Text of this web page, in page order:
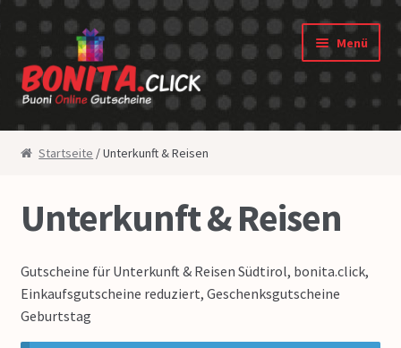
Zur Navigation springen
Springe zum Inhalt Menü
Shop
Widerrufsbelehrung
Datenschutz
AGB
Startseite / Unterkunft & Reisen
Unterkunft & Reisen
Gutscheine für Unterkunft & Reisen Südtirol, bonita.click,
Einkaufsgutscheine reduziert, Geschenksgutscheine
Geburtstag